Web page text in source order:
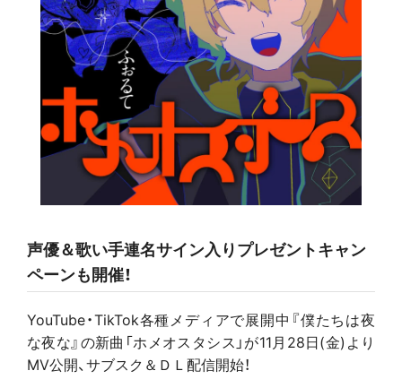
声優＆歌い手連名サイン入りプレゼントキャン
ペーンも開催！
YouTube・TikTok各種メディアで展開中『僕たちは夜
な夜な』の新曲「ホメオスタシス」が11月28日(金)より
MV公開、サブスク＆ＤＬ配信開始！